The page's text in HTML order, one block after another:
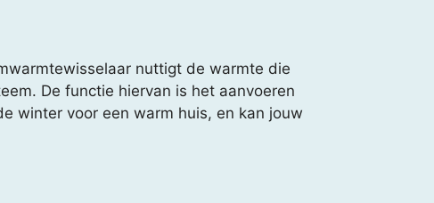
nuttigt de warmte die
De functie hiervan is het aanvoeren
winter voor een warm huis, en kan jouw